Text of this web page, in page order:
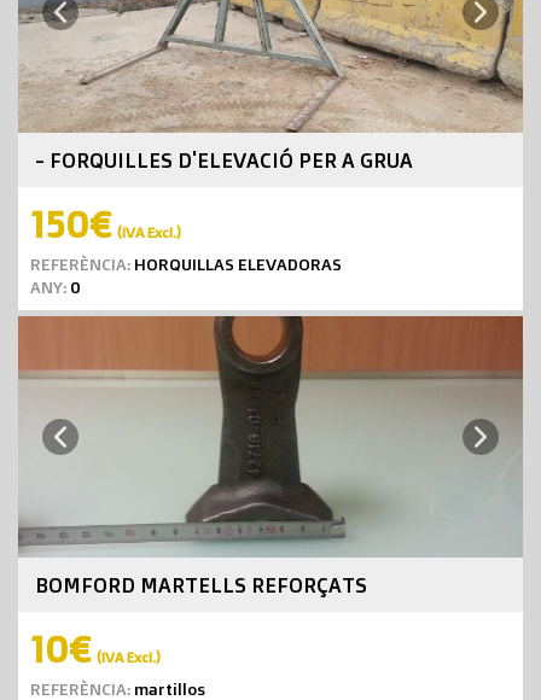
Previous Next
- FORQUILLES D'ELEVACIÓ PER A GRUA
150€ (IVA Excl.)
REFERÈNCIA: HORQUILLAS ELEVADORAS
ANY: 0
Previous Next
BOMFORD MARTELLS REFORÇATS
10€ (IVA Excl.)
REFERÈNCIA: martillos